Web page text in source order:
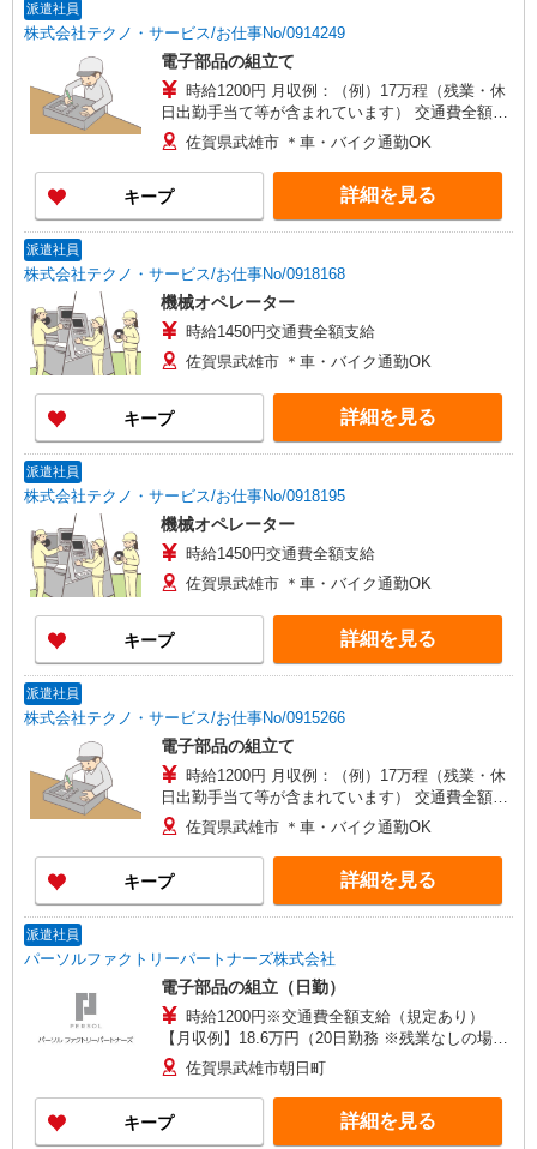
派遣社員
株式会社テクノ・サービス/お仕事No/0914249
電子部品の組立て
時給1200円 月収例：（例）17万程（残業・休
日出勤手当て等が含まれています） 交通費全額支
給 佐賀県武雄市 ＊車・バイク通勤OK
キープ 詳細を見る
派遣社員
株式会社テクノ・サービス/お仕事No/0918168
機械オペレーター
時給1450円交通費全額支給
佐賀県武雄市 ＊車・バイク通勤OK
キープ 詳細を見る
派遣社員
株式会社テクノ・サービス/お仕事No/0918195
機械オペレーター
時給1450円交通費全額支給
佐賀県武雄市 ＊車・バイク通勤OK
キープ 詳細を見る
派遣社員
株式会社テクノ・サービス/お仕事No/0915266
電子部品の組立て
時給1200円 月収例：（例）17万程（残業・休
日出勤手当て等が含まれています） 交通費全額支
給 佐賀県武雄市 ＊車・バイク通勤OK
キープ 詳細を見る
派遣社員
パーソルファクトリーパートナーズ株式会社
電子部品の組立（日勤）
時給1200円※交通費全額支給（規定あり）
【月収例】18.6万円（20日勤務 ※残業なしの場
合）佐賀県武雄市朝日町
キープ 詳細を見る